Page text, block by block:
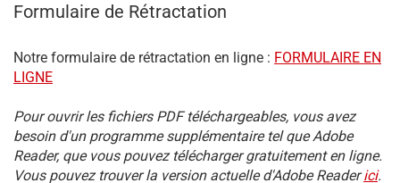
Formulaire de Rétractation
Notre formulaire de rétractation en ligne : FORMULAIRE EN
LIGNE
Pour ouvrir les fichiers PDF téléchargeables, vous avez
besoin d'un programme supplémentaire tel que Adobe
Reader, que vous pouvez télécharger gratuitement en ligne.
Vous pouvez trouver la version actuelle d'Adobe Readerici.